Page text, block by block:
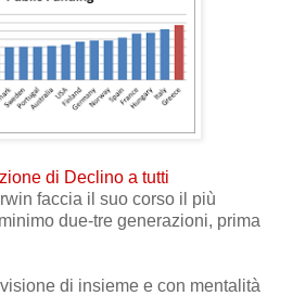
di Declino a tutti
faccia il suo corso il più
due-tre generazioni, prima
di insieme e con mentalità